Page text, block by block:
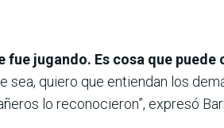
fue jugando. Es cosa que
sea, quiero que entiendan los
lo reconocieron”, expresó